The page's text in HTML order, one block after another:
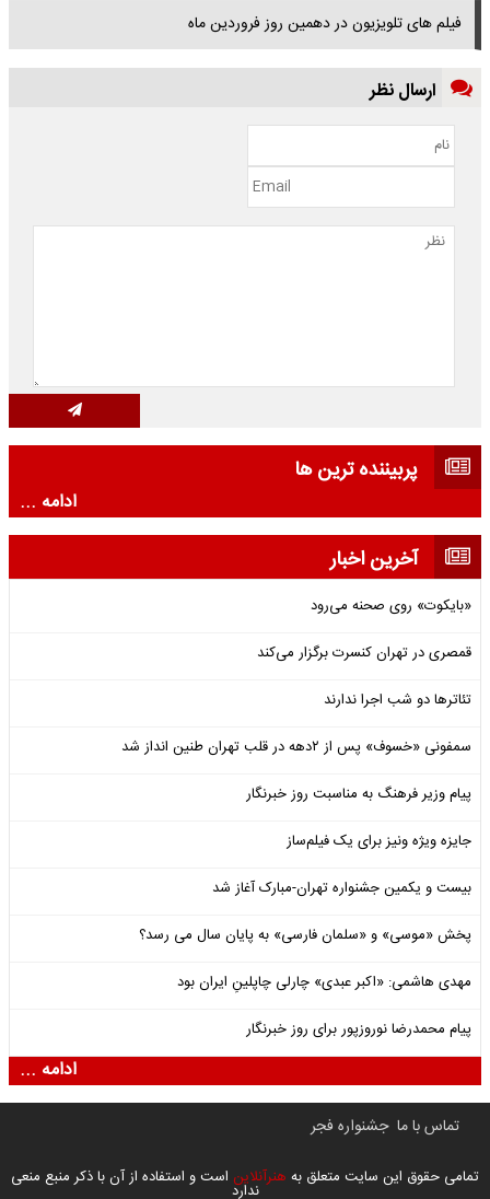
فیلم های تلویزیون در دهمین روز فروردین ماه
ارسال نظر
پربیننده ترین ها
ادامه ...
آخرین اخبار
«بایکوت» روی صحنه می‌رود
قمصری در تهران کنسرت برگزار می‌کند
تئاترها دو شب اجرا ندارند
سمفونی «خسوف» پس از ۲دهه در قلب تهران طنین انداز شد
پیام وزیر فرهنگ به مناسبت روز خبرنگار
جایزه ویژه ونیز برای یک فیلم‌ساز
بیست و یکمین جشنواره تهران-مبارک آغاز شد
پخش «موسی» و «سلمان فارسی» به پایان سال می رسد؟
مهدی هاشمی: «اکبر عبدی» چارلی چاپلینِ ایران بود
پیام محمدرضا نوروزپور برای روز خبرنگار
ادامه ...
تماس با ما جشنواره فجر
تمامی حقوق این سایت متعلق به هنرآنلاین است و استفاده از آن با ذکر منبع منعی
ندارد